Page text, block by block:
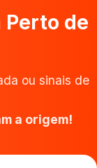
Perto de
ou sinais de
a origem!